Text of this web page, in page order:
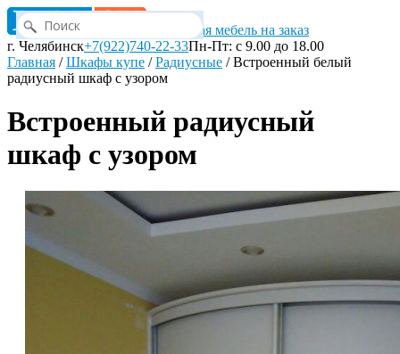
Корпусная мебель на заказ
г. Челябинск+7(922)740-22-33Пн-Пт: с 9.00 до 18.00
Главная /Шкафы купе /Радиусные /Встроенный белый
радиусный шкаф с узором
Встроенный радиусный
шкаф с узором